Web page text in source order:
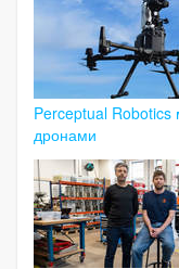
Perceptual Robotics
дронами